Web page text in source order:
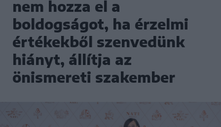
nem hozza el a
boldogságot, ha érzelmi
értékekből szenvedünk
hiányt, állítja az
önismereti szakember